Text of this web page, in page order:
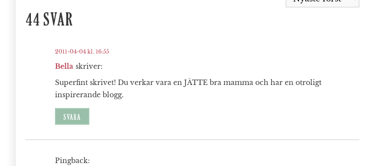
44 SVAR
Bella skriver:
2011-04-04 kl. 16:55
Superfint skrivet! Du verkar vara en JÄTTE bra mamma och har en otroligt
inspirerande blogg.
SVARA
Pingback: